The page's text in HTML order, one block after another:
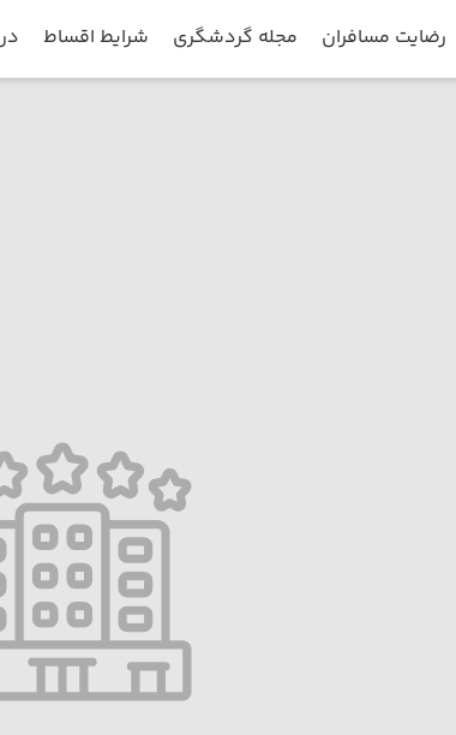
رضایت مسافران مجله گردشگری شرایط اقساط